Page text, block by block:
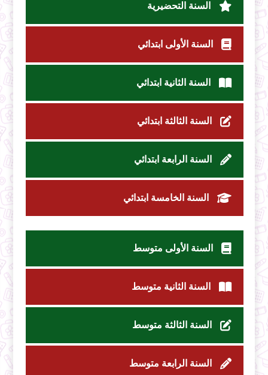
السنة التحضيرية
السنة الأولى ابتدائي
السنة الثانية ابتدائي
السنة الثالثة ابتدائي
السنة الرابعة ابتدائي
السنة الخامسة ابتدائي
السنة الأولى متوسط
السنة الثانية متوسط
السنة الثالثة متوسط
السنة الرابعة متوسط